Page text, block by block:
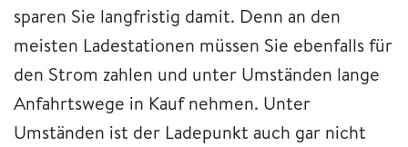
sparen Sie langfristig damit. Denn an den
meisten Ladestationen müssen Sie ebenfalls für
den Strom zahlen und unter Umständen lange
Anfahrtswege in Kauf nehmen. Unter
Umständen ist der Ladepunkt auch gar nicht